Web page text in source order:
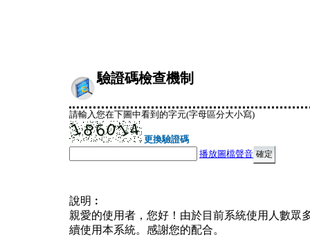
驗證碼檢查機制
請輸入您在下圖中看到的字元(字母區分大小寫)
更換驗證碼
播放圖檔聲音
說明︰
親愛的使用者，您好！由於目前系統使用人數眾
續使用本系統。感謝您的配合。